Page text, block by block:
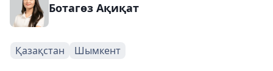
Ботагөз Ақиқат
Қазақстан Шымкент